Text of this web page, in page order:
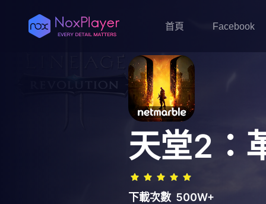
首頁 Facebook
天堂2：
下載次數 500W+